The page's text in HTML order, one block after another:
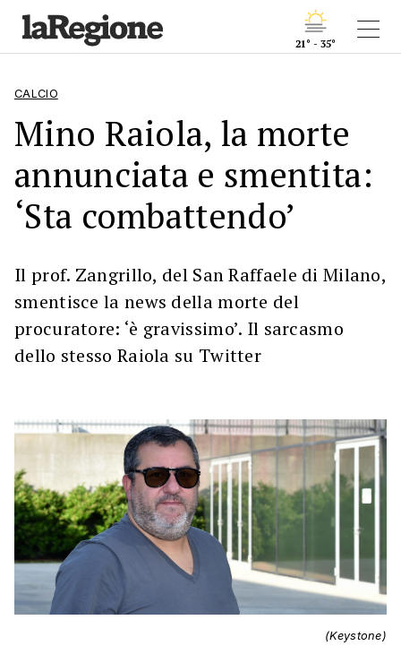
21° - 35°
CALCIO
Mino Raiola, la morte
annunciata e smentita:
‘Sta combattendo’
Il prof. Zangrillo, del San Raffaele di Milano,
smentisce la news della morte del
procuratore: ‘è gravissimo’. Il sarcasmo
dello stesso Raiola su Twitter
(Keystone)